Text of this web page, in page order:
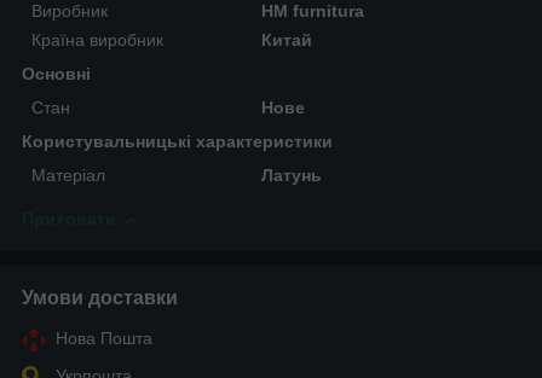
Виробник
HM furnitura
Країна виробник
Китай
Основні
Стан
Нове
Користувальницькі характеристики
Матеріал
Латунь
Умови доставки
Нова Пошта